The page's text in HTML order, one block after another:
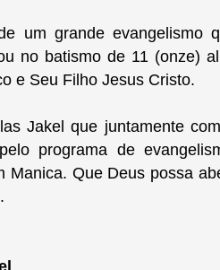
um grande evangelismo
no batismo de 11 (onze)
e Seu Filho Jesus Cristo.
Jakel que juntamente
programa de
Manica. Que Deus possa